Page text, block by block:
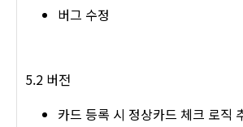
버그 수정
5.2 버전
카드 등록 시 정상카드 체크 로직